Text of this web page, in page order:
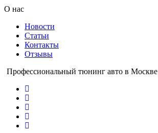
О нас
Новости
Статьи
Контакты
Отзывы
Профессиональный тюнинг авто в Москве